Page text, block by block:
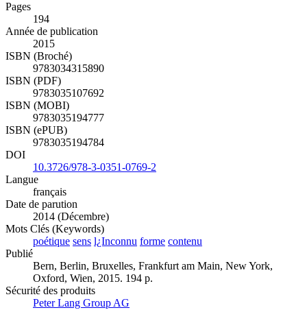
Pages
194
Année de publication
2015
ISBN (Broché)
9783034315890
ISBN (PDF)
9783035107692
ISBN (MOBI)
9783035194777
ISBN (ePUB)
9783035194784
DOI
10.3726/978-3-0351-0769-2
Langue
français
Date de parution
2014 (Décembre)
Mots Clés (Keywords)
poétique sens l¿Inconnu forme contenu
Publié
Bern, Berlin, Bruxelles, Frankfurt am Main, New York,
Oxford, Wien, 2015. 194 p.
Sécurité des produits
Peter Lang Group AG